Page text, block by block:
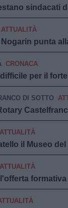
sindacati
ATTUALITÀ
punta
CRONACA
per il
DI SOTTO
ATTUALITÀ
il Museo
ATTUALITÀ
formativa